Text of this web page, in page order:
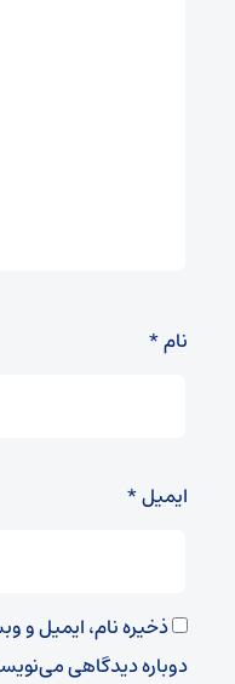
نام*
ایمیل*
ذخیره نام، ایمیل و
دوباره دیدگاهی